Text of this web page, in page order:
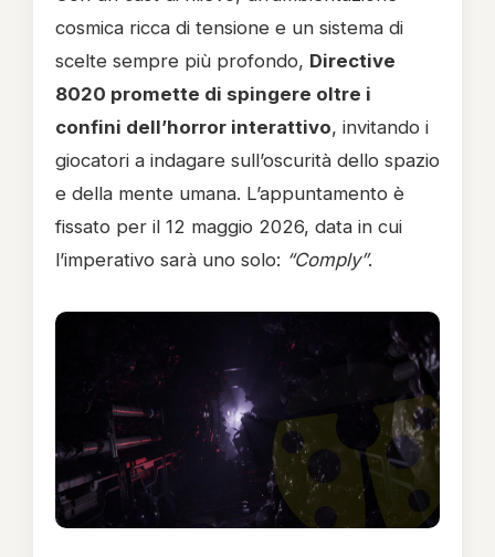
cosmica ricca di tensione e un sistema di
scelte sempre più profondo, Directive
8020 promette di spingere oltre i
confini dell’horror interattivo, invitando i
giocatori a indagare sull’oscurità dello spazio
e della mente umana. L’appuntamento è
fissato per il 12 maggio 2026, data in cui
l’imperativo sarà uno solo: “Comply”.